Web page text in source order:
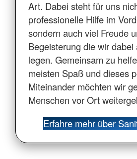
Art. Dabei steht für uns
professionelle Hilfe im
sondern auch viel Freude
Begeisterung die wir dabei
legen. Gemeinsam zu
meisten Spaß und dieses
Miteinander möchten wir
Menschen vor Ort
Erfahre mehr über